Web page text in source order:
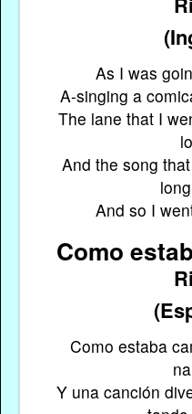
As I was
A-singing a
The lane that I
And the song
And so I
Como
Como estaba
Y una canción